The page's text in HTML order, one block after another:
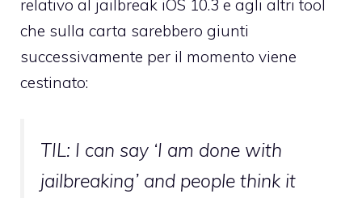
relativo al jailbreak iOS 10.3 e agli altri tool
che sulla carta sarebbero giunti
successivamente per il momento viene
cestinato:
TIL: I can say ‘I am done with
jailbreaking’ and people think it